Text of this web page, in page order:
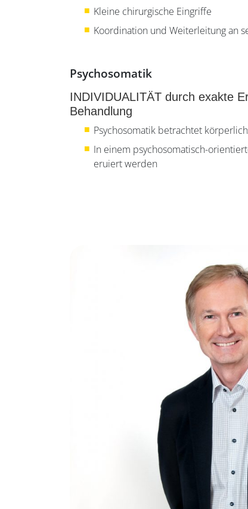
Kleine chirurgische Eingriffe
Koordination und Weiterleitung an
Psychosomatik
INDIVIDUALITÄT durch exakte
Behandlung
Psychosomatik betrachtet
In einem psychosomatisch-
eruiert werden